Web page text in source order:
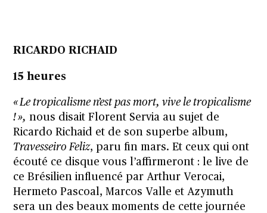
RICARDO RICHAID
15 heures
« Le tropicalisme n’est pas mort, vive le tropicalisme
! », nous disait Florent Servia au sujet de
Ricardo Richaid et de son superbe album,
Travesseiro Feliz, paru fin mars. Et ceux qui ont
écouté ce disque vous l’affirmeront : le live de
ce Brésilien influencé par Arthur Verocai,
Hermeto Pascoal, Marcos Valle et Azymuth
sera un des beaux moments de cette journée